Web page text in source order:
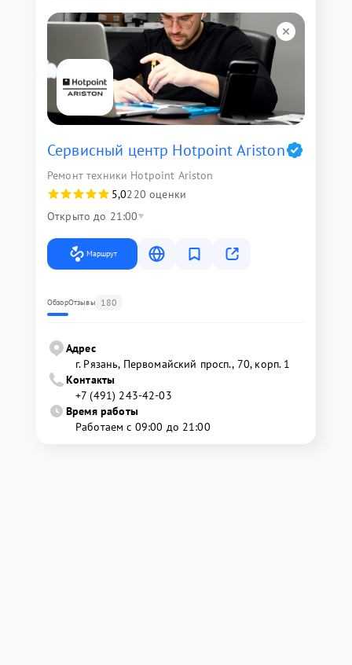
Сервисный центр Hotpoint Ariston
Ремонт техники Hotpoint Ariston
5,0220 оценки
Открыто до 21:00
Маршрут
ОбзорОтзывы 180
Адрес
г. Рязань, Первомайский просп., 70, корп. 1
Контакты
+7 (491) 243-42-03
Время работы
Работаем с 09:00 до 21:00